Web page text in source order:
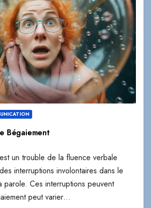
Bégaiement
un trouble de la fluence verbale
interruptions involontaires dans le
parole. Ces interruptions peuvent
peut varier…